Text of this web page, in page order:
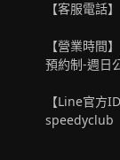
【客服電話
【營業時間
預約制-週日
【Line官方
speedyclub